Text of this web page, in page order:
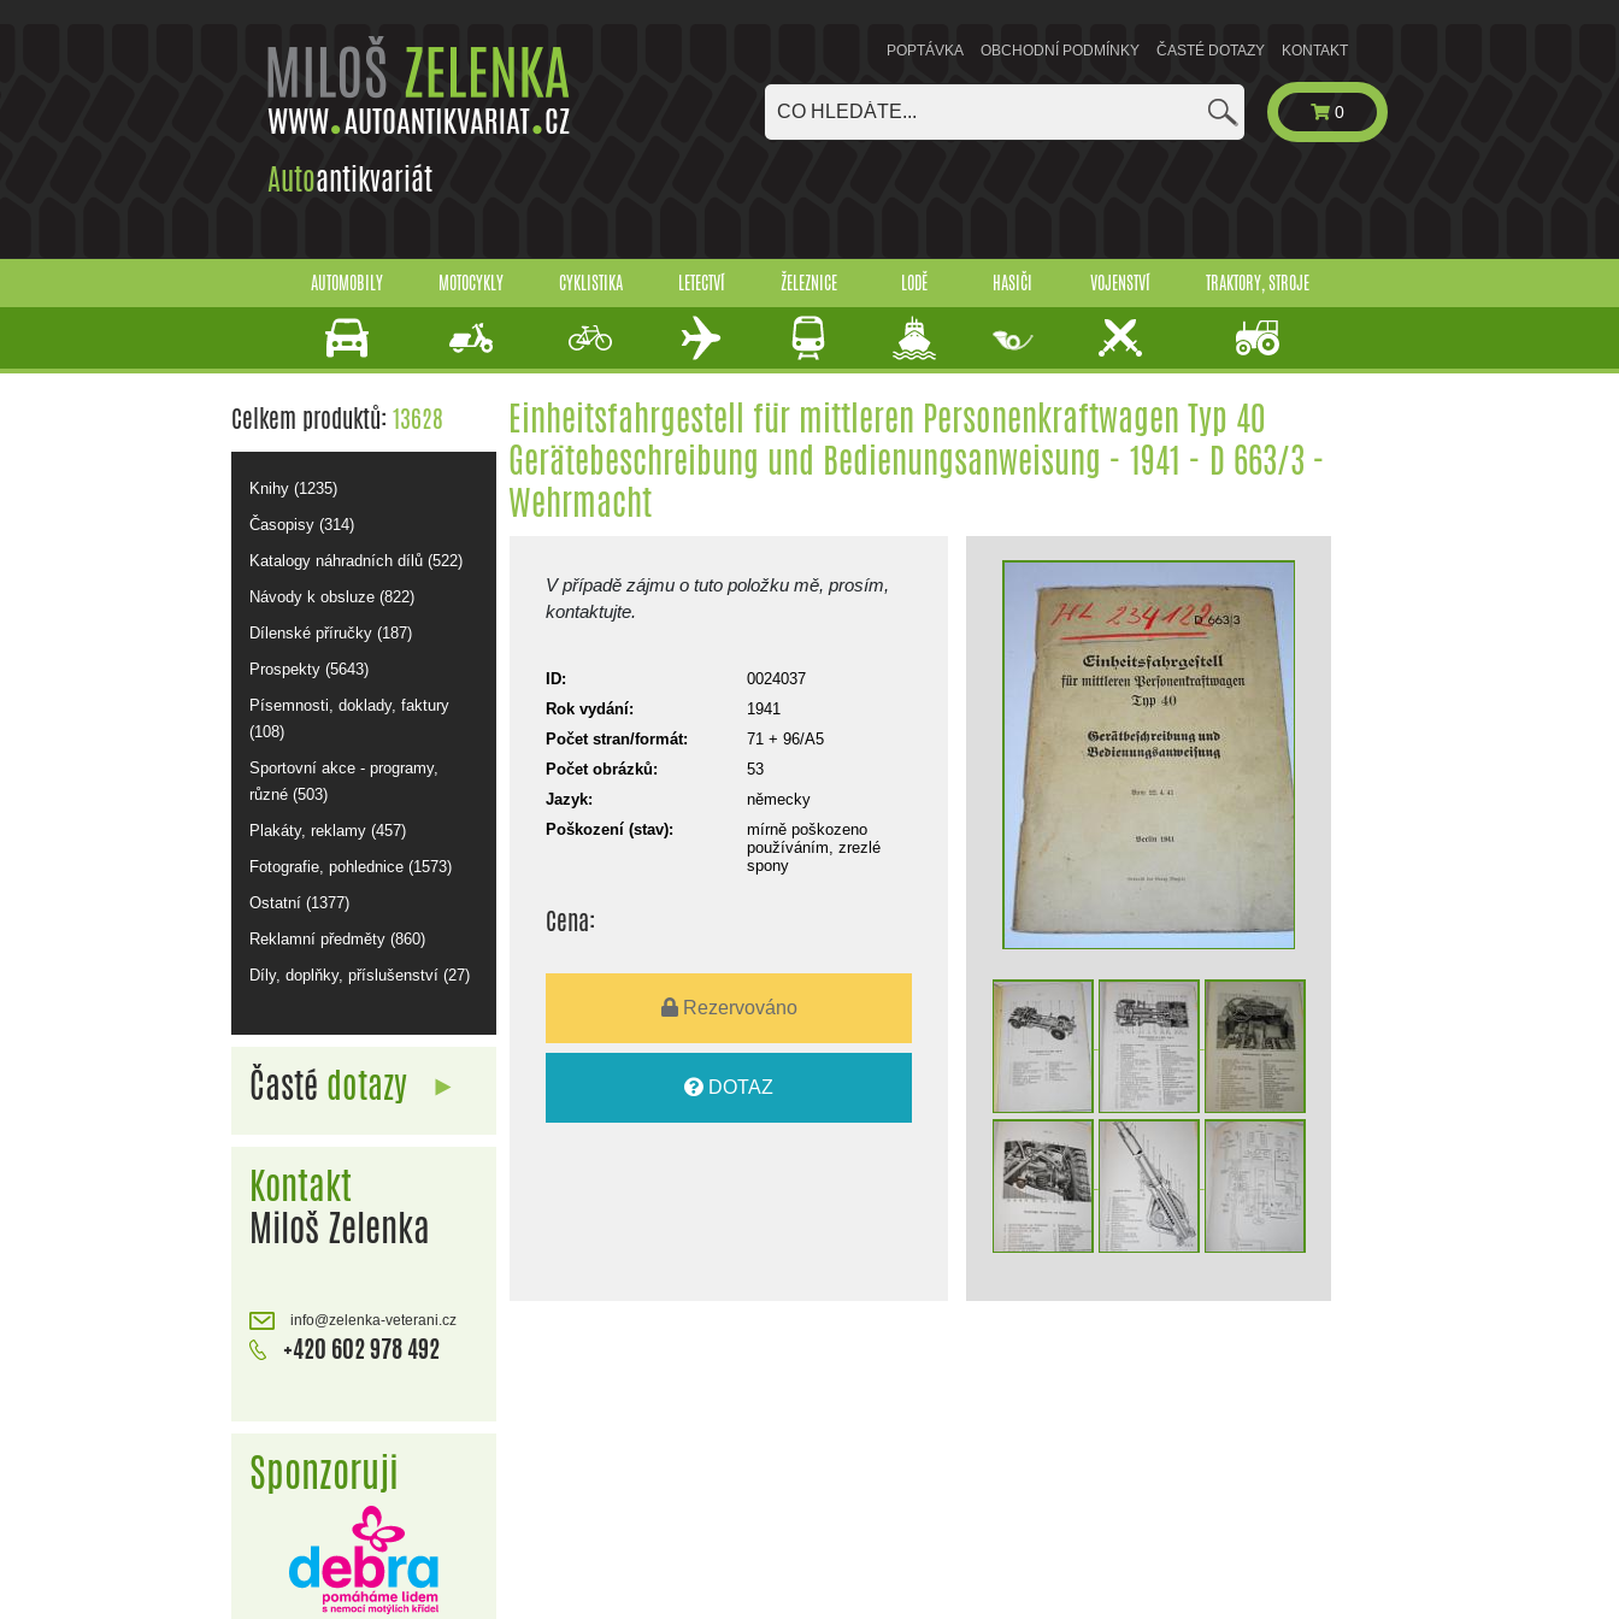
Autoantikvariát
POPTÁVKA OBCHODNÍ PODMÍNKY ČASTÉ DOTAZY KONTAKT
0
AUTOMOBILY MOTOCYKLY CYKLISTIKA LETECTVÍ ŽELEZNICE LODĚ HASIČI VOJENSTVÍ TRAKTORY, STROJE
Celkem produktů: 13628
Knihy (1235)
Časopisy (314)
Katalogy náhradních dílů (522)
Návody k obsluze (822)
Dílenské příručky (187)
Prospekty (5643)
Písemnosti, doklady, faktury
(108)
Sportovní akce - programy,
různé (503)
Plakáty, reklamy (457)
Fotografie, pohlednice (1573)
Ostatní (1377)
Reklamní předměty (860)
Díly, doplňky, příslušenství (27)
Časté dotazy
Kontakt
Miloš Zelenka
info@zelenka-veterani.cz
+420 602 978 492
Sponzoruji
Einheitsfahrgestell für mittleren Personenkraftwagen Typ 40
Gerätebeschreibung und Bedienungsanweisung - 1941 - D 663/3 -
Wehrmacht
V případě zájmu o tuto položku mě, prosím,
kontaktujte.
ID:
0024037
Rok vydání:
1941
Počet stran/formát:
71 + 96/A5
Počet obrázků:
53
Jazyk:
německy
Poškození (stav):
mírně poškozeno
používáním, zrezlé
spony
Cena:
Rezervováno
DOTAZ